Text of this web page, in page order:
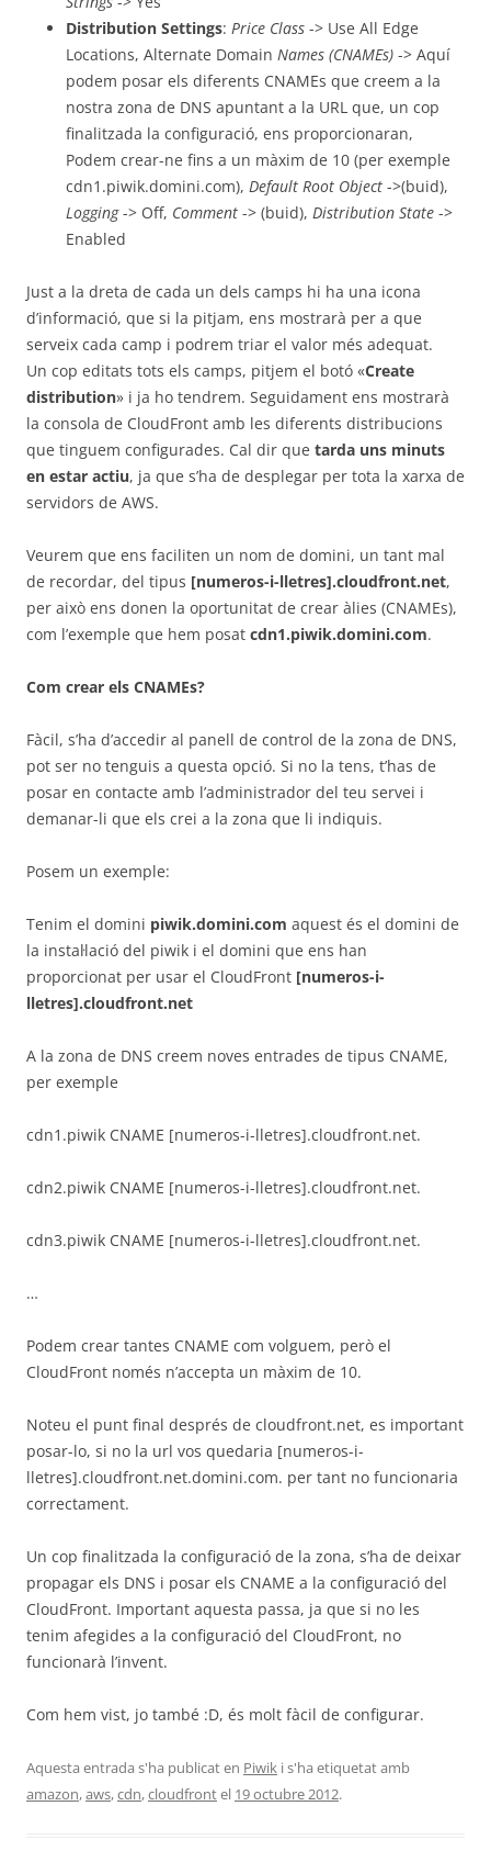
Distribution Settings: Price Class -> Use All Edge
Locations, Alternate Domain Names (CNAMEs) -> Aquí
podem posar els diferents CNAMEs que creem a la
nostra zona de DNS apuntant a la URL que, un cop
finalitzada la configuració, ens proporcionaran,
Podem crear-ne fins a un màxim de 10 (per exemple
cdn1.piwik.domini.com), Default Root Object ->(buid),
Logging-> Off, Comment -> (buid), Distribution State ->
Enabled
Just a la dreta de cada un dels camps hi ha una icona
d’informació, que si la pitjam, ens mostrarà per a que
serveix cada camp i podrem triar el valor més adequat.
Un cop editats tots els camps, pitjem el botó «Create
distribution» i ja ho tendrem. Seguidament ens mostrarà
la consola de CloudFront amb les diferents distribucions
que tinguem configurades. Cal dir que tarda uns minuts
en estar actiu, ja que s’ha de desplegar per tota la xarxa de
servidors de AWS.
Veurem que ens faciliten un nom de domini, un tant mal
de recordar, del tipus [numeros-i-lletres].cloudfront.net,
per això ens donen la oportunitat de crear àlies (CNAMEs),
com l’exemple que hem posat cdn1.piwik.domini.com.
Com crear els CNAMEs?
Fàcil, s’ha d’accedir al panell de control de la zona de DNS,
pot ser no tenguis a questa opció. Si no la tens, t’has de
posar en contacte amb l’administrador del teu servei i
demanar-li que els crei a la zona que li indiquis.
Posem un exemple:
Tenim el domini piwik.domini.com aquest és el domini de
la instal·lació del piwik i el domini que ens han
proporcionat per usar el CloudFront [numeros-i-
lletres].cloudfront.net
A la zona de DNS creem noves entrades de tipus CNAME,
per exemple
cdn1.piwik CNAME [numeros-i-lletres].cloudfront.net.
cdn2.piwik CNAME [numeros-i-lletres].cloudfront.net.
cdn3.piwik CNAME [numeros-i-lletres].cloudfront.net.
…
Podem crear tantes CNAME com volguem, però el
CloudFront només n’accepta un màxim de 10.
Noteu el punt final després de cloudfront.net, es important
posar-lo, si no la url vos quedaria [numeros-i-
lletres].cloudfront.net.domini.com. per tant no funcionaria
correctament.
Un cop finalitzada la configuració de la zona, s’ha de deixar
propagar els DNS i posar els CNAME a la configuració del
CloudFront. Important aquesta passa, ja que si no les
tenim afegides a la configuració del CloudFront, no
funcionarà l’invent.
Com hem vist, jo també :D, és molt fàcil de configurar.
Aquesta entrada s'ha publicat en Piwik i s'ha etiquetat amb
amazon,aws,cdn,cloudfrontel 19 octubre 2012.